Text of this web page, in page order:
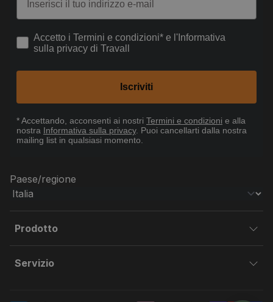
How would you like to hear from us?
Accetto i Termini e condizioni* e l'Informativa
sulla privacy di Travall
Iscriviti
* Accettando, acconsenti ai nostri Termini e condizioni e alla
nostra Informativa sulla privacy. Puoi cancellarti dalla nostra
mailing list in qualsiasi momento.
Paese/regione
Prodotto
Servizio